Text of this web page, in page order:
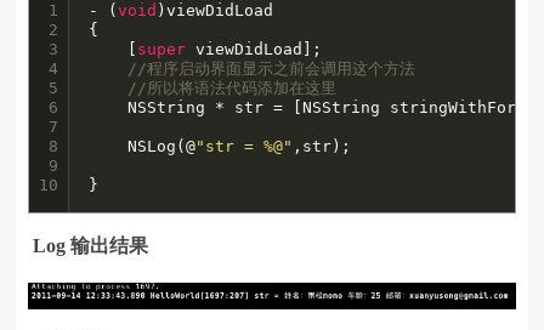
1
2
3
4
5
6
7
8
9
10
- (void )viewDidLoad
{
super viewDidLoad];
//程序启动界面显示之前会调用这个方法
//所以将语法代码添加在这里
NSString * str = [NSString
    NSLog(@
"str = %@" ,str);
}
Log 输出结果